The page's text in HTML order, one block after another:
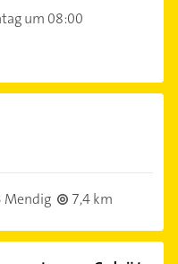
um 08:00
Mendig 7,4 km